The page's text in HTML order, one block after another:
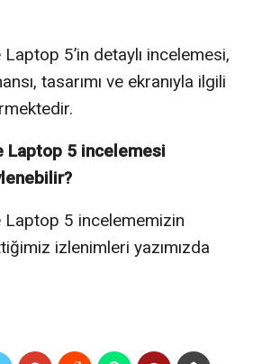
5’in detaylı incelemesi,
tasarımı ve ekranıyla ilgili
Laptop 5 incelemesi
5 incelememizin
izlenimleri yazımızda